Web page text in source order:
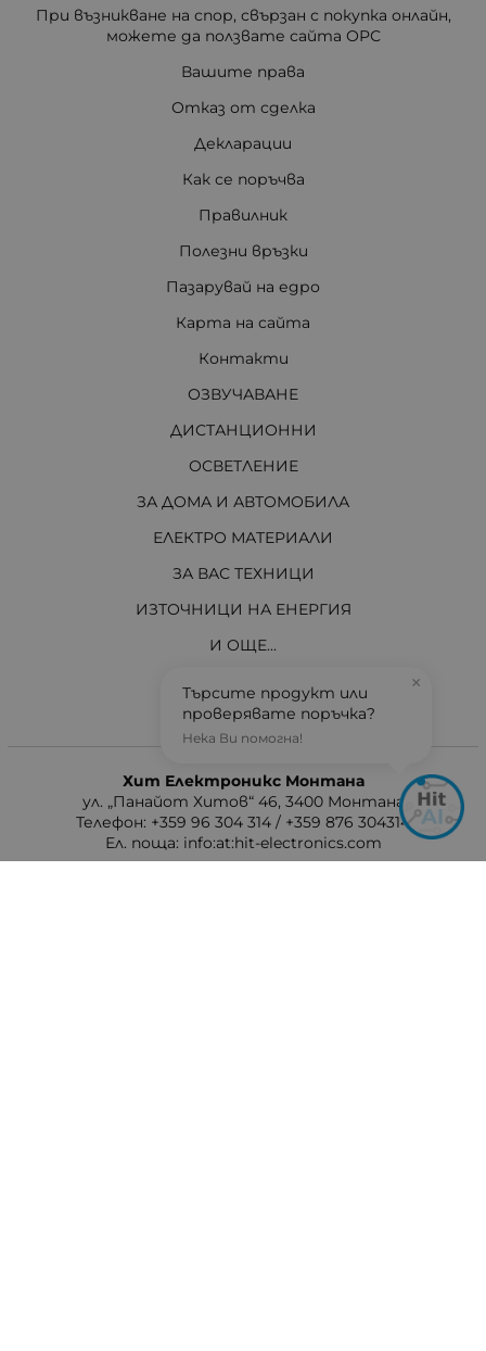
При възникване на спор, свързан с покупка онлайн,
можете да ползвате сайта ОРС
Вашите права
Отказ от сделка
Декларации
Как се поръчва
Правилник
Полезни връзки
Пазарувай на едро
Карта на сайта
Контакти
ОЗВУЧАВАНЕ
ДИСТАНЦИОННИ
ОСВЕТЛЕНИЕ
ЗА ДОМА И АВТОМОБИЛА
ЕЛЕКТРО МАТЕРИАЛИ
ЗА ВАС ТЕХНИЦИ
ИЗТОЧНИЦИ НА ЕНЕРГИЯ
И ОЩЕ...
Контакти
Хит Електроникс Монтана
ул. „Панайот Хитов“ 46, 3400 Монтана
Телефон: +359 96 304 314 / +359 876 304314
Ел. поща: info:at:hit-electronics.com
×
Търсите продукт или
проверявате поръчка?
Нека Ви помогна!